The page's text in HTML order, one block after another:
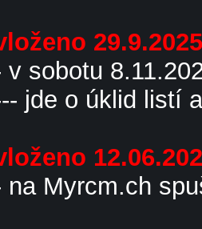
v sobotu
jde o úklid listí
na Myrcm.ch